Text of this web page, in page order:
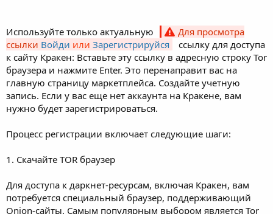
Используйте только актуальную
Для просмотра
ссылки Войди или Зарегистрируйся
ссылку для доступа
к сайту Кракен: Вставьте эту ссылку в адресную строку Tor
браузера и нажмите Enter. Это перенаправит вас на
главную страницу маркетплейса. Создайте учетную
запись. Если у вас еще нет аккаунта на Кракене, вам
нужно будет зарегистрироваться.
Процесс регистрации включает следующие шаги:
1. Скачайте TOR браузер
Для доступа к даркнет-ресурсам, включая Кракен, вам
потребуется специальный браузер, поддерживающий
Onion-сайты. Самым популярным выбором является Tor